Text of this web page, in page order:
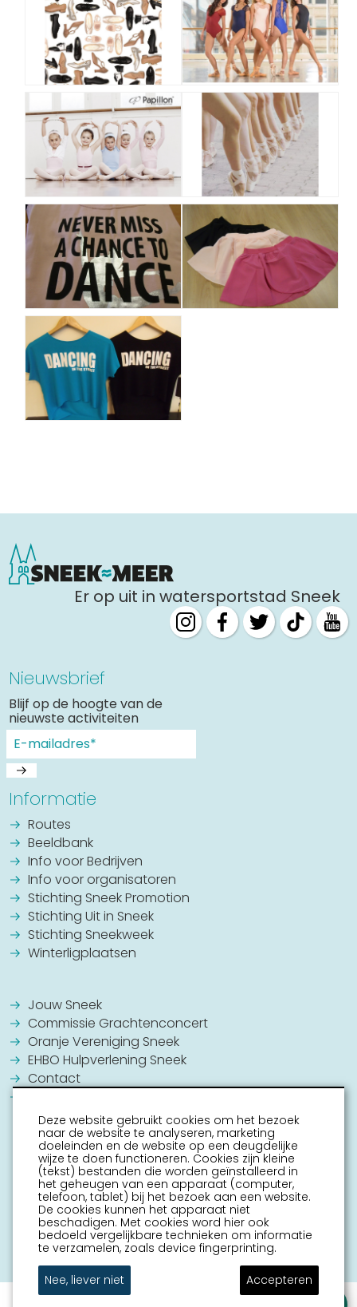
Er op uit in watersportstad Sneek
Nieuwsbrief
Blijf op de hoogte van de
nieuwste activiteiten
Informatie
Routes
Beeldbank
Info voor Bedrijven
Info voor organisatoren
Stichting Sneek Promotion
Stichting Uit in Sneek
Stichting Sneekweek
Winterligplaatsen
Jouw Sneek
Commissie Grachtenconcert
Oranje Vereniging Sneek
EHBO Hulpverlening Sneek
Contact
Deze website gebruikt cookies om het bezoek
naar de website te analyseren, marketing
doeleinden en de website op een deugdelijke
wijze te doen functioneren. Cookies zijn kleine
(tekst) bestanden die worden geïnstalleerd in
het geheugen van een apparaat (computer,
telefoon, tablet) bij het bezoek aan een website.
De cookies kunnen het apparaat niet
beschadigen. Met cookies word hier ook
bedoeld vergelijkbare technieken om informatie
te verzamelen, zoals device fingerprinting.
Nee, liever niet
Accepteren